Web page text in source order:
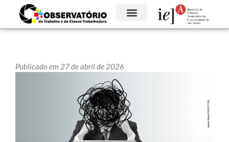
Publicado em 27 de abril de 2026